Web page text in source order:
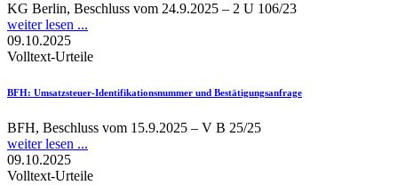
KG Berlin, Beschluss vom 24.9.2025 – 2 U 106/23
weiter lesen ...
09.10.2025
Volltext-Urteile
BFH: Umsatzsteuer-Identifikationsnummer und Bestätigungsanfrage
BFH, Beschluss vom 15.9.2025 – V B 25/25
weiter lesen ...
09.10.2025
Volltext-Urteile